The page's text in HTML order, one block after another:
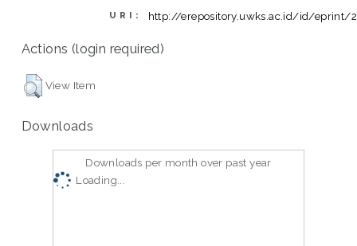
URI: http://erepository.uwks.ac.id/id/eprint/
Actions (login required)
View Item
Downloads
Downloads per month over past year
Loading...